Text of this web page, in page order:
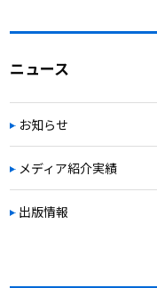
ニュース
お知らせ
メディア紹介実績
出版情報